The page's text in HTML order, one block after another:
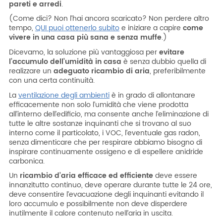
pareti e arredi.
(Come dici? Non l’hai ancora scaricato? Non perdere altro
tempo, QUI puoi ottenerlo subitoe iniziare a capire come
vivere in una casa più sana e senza muffe.)
Dicevamo, la soluzione più vantaggiosa perevitare
l’accumulo dell’umidità in casa è senza dubbio quella di
realizzare un adeguato ricambio di aria, preferibilmente
con una certa continuità.
Laventilazione degli ambientiè in grado di allontanare
efficacemente non solo l’umidità che viene prodotta
all’interno dell’edificio, ma consente anche l’eliminazione di
tutte le altre sostanze inquinanti che si trovano al suo
interno come il particolato, i VOC, l’eventuale gas radon,
senza dimenticare che per respirare abbiamo bisogno di
inspirare continuamente ossigeno e di espellere anidride
carbonica.
Un ricambio d’aria efficace ed efficientedeve essere
innanzitutto continuo, deve operare durante tutte le 24 ore,
deve consentire l’evacuazione degli inquinanti evitando il
loro accumulo e possibilmente non deve disperdere
inutilmente il calore contenuto nell’aria in uscita.